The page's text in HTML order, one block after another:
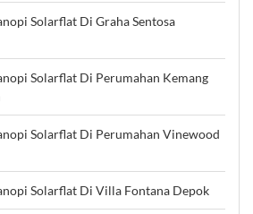
Solarflat Di Graha Sentosa
Solarflat Di Perumahan Kemang
Solarflat Di Perumahan Vinewood
Solarflat Di Villa Fontana Depok